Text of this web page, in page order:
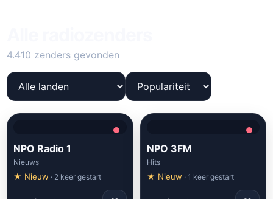
4.410 zenders gevonden
NPO Radio 1
Nieuws
★ Nieuw · 2 keer gestart
NPO 3FM
Hits
★ Nieuw · 1 keer gestart